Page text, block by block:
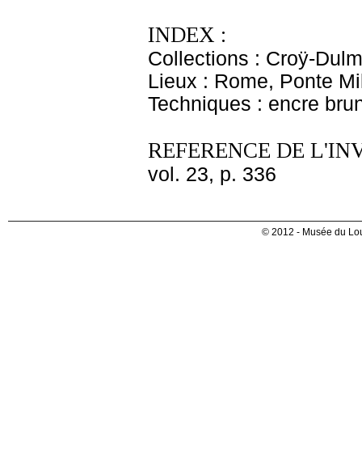
INDEX :
Collections : Croÿ-
Lieux : Rome, Ponte
Techniques : encre
REFERENCE DE
vol. 23, p. 336
© 2012 - Musée du